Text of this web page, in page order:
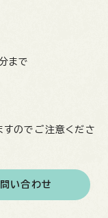
まで
のでご注意くださ
い合わせ